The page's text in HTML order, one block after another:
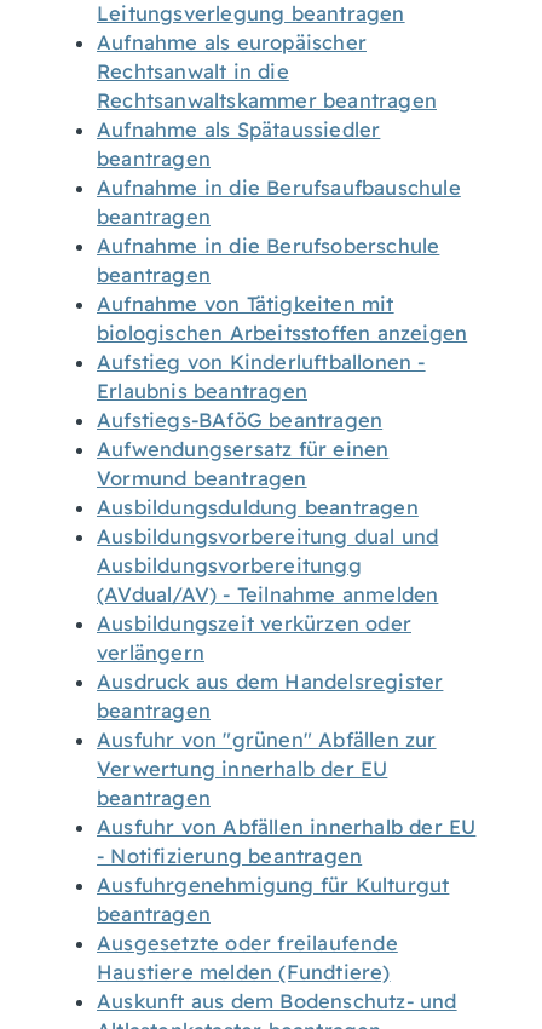
Leitungsverlegung beantragen
Aufnahme als europäischer
Rechtsanwalt in die
Rechtsanwaltskammer beantragen
Aufnahme als Spätaussiedler
beantragen
Aufnahme in die Berufsaufbauschule
beantragen
Aufnahme in die Berufsoberschule
beantragen
Aufnahme von Tätigkeiten mit
biologischen Arbeitsstoffen anzeigen
Aufstieg von Kinderluftballonen -
Erlaubnis beantragen
Aufstiegs-BAföG beantragen
Aufwendungsersatz für einen
Vormund beantragen
Ausbildungsduldung beantragen
Ausbildungsvorbereitung dual und
Ausbildungsvorbereitungg
(AVdual/AV) - Teilnahme anmelden
Ausbildungszeit verkürzen oder
verlängern
Ausdruck aus dem Handelsregister
beantragen
Ausfuhr von "grünen" Abfällen zur
Verwertung innerhalb der EU
beantragen
Ausfuhr von Abfällen innerhalb der EU
- Notifizierung beantragen
Ausfuhrgenehmigung für Kulturgut
beantragen
Ausgesetzte oder freilaufende
Haustiere melden (Fundtiere)
Auskunft aus dem Bodenschutz- und